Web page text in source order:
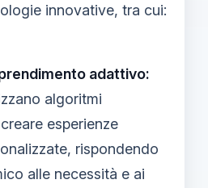
innovative, tra cui:
adattivo:
algoritmi
esperienze
rispondendo
alle necessità e ai